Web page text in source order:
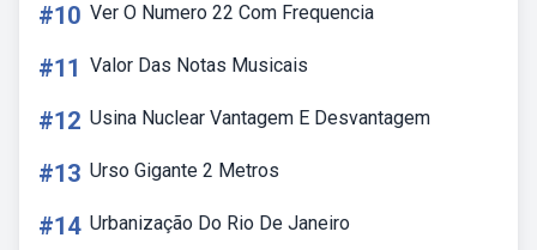
#10 Ver O Numero 22 Com Frequencia
#11 Valor Das Notas Musicais
#12 Usina Nuclear Vantagem E Desvantagem
#13 Urso Gigante 2 Metros
#14 Urbanização Do Rio De Janeiro